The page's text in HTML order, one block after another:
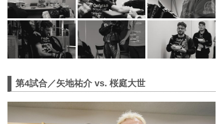
第4試合／矢地祐介 vs. 桜庭大世